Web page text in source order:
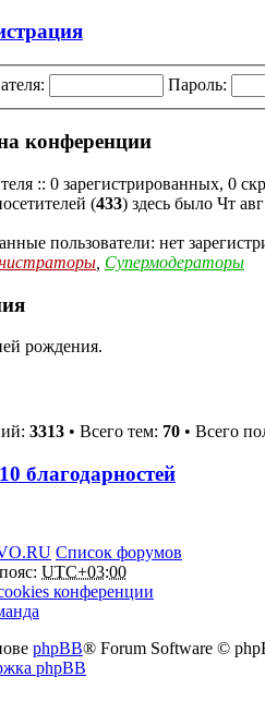
Пароль:
конференции
:: 0 зарегистрированных, 0
(433) здесь было Чт
пользователи: нет
Супермодераторы
рождения.
3313 • Всего тем: 70 • Всего
благодарностей
Список форумов
UTC+03:00
конференции
phpBB® Forum Software ©
phpBB